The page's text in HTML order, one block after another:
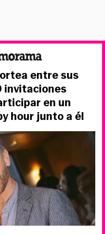
entre sus
invitaciones
en un
hour junto a él